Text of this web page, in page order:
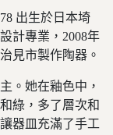
出生於日本埼
計專業，2008年
見市製作陶器。
。她在釉色中，
綠，多了層次和
器皿充滿了手工